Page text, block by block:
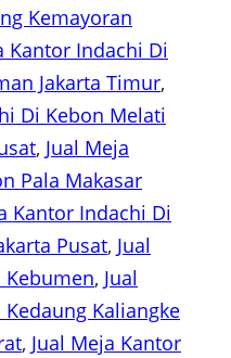
Kemayoran
Kantor Indachi Di
Jakarta Timur
Di Kebon Melati
, Jual Meja
Pala Makasar
Kantor Indachi Di
Pusat, Jual
, Jual
Kaliangke
, Jual Meja Kantor